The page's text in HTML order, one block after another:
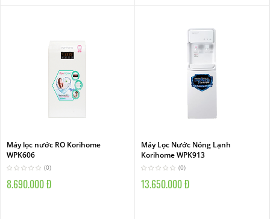
Máy lọc nước RO Korihome
WPK606
(0)
8.690.000 Đ
Máy Lọc Nước Nóng Lạnh
Korihome WPK913
(0)
13.650.000 Đ